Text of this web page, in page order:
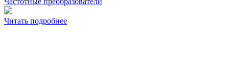
Читать подробнее